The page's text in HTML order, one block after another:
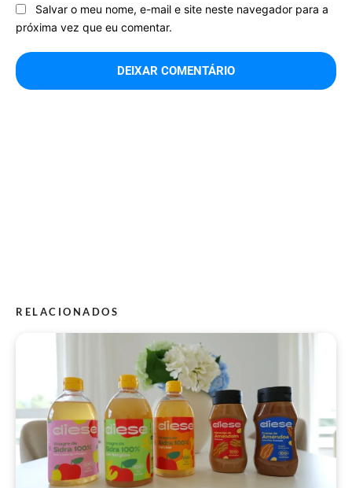
Salvar o meu nome, e-mail e site neste navegador para a
próxima vez que eu comentar.
RELACIONADOS